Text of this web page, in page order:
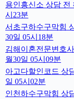
용인흥신소 상담 전
시23분
서초구하수구막힘
30일 05시18분
김해이혼전문변호
월30일 05시09분
아고다할인코드 상
일 05시02분
인천하수구막힘 상